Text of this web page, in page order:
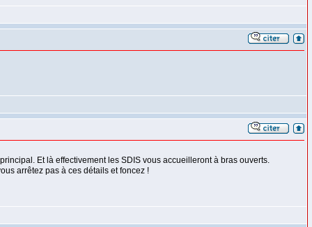
Et là effectivement les SDIS vous accueilleront à bras ouverts.
arrêtez pas à ces détails et foncez !